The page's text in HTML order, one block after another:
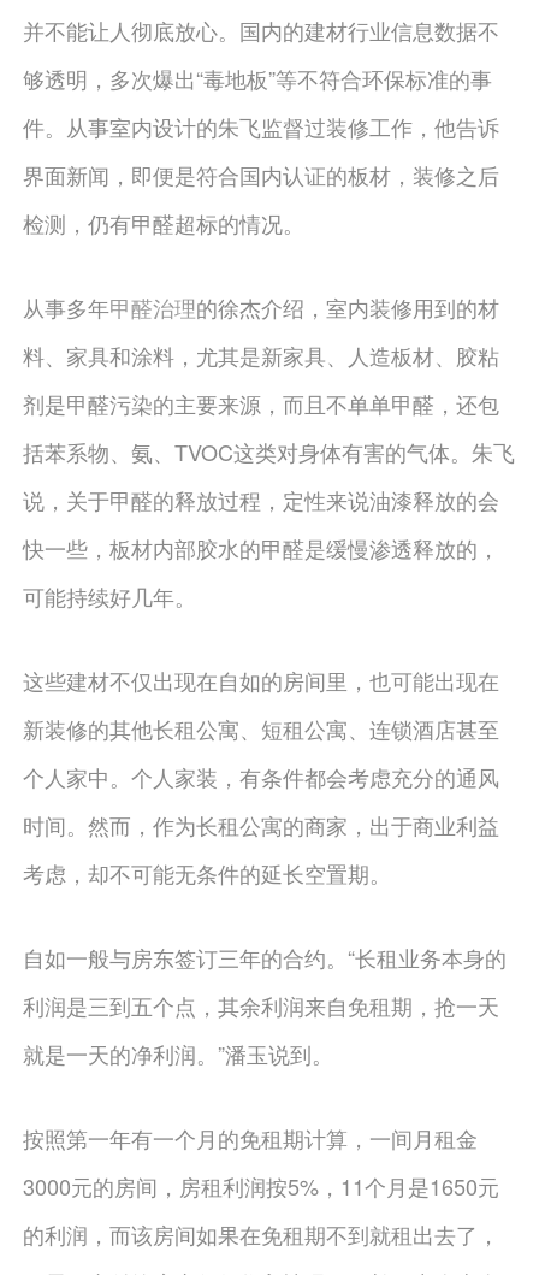
并不能让人彻底放心。国内的建材行业信息数据不
够透明，多次爆出“毒地板”等不符合环保标准的事
件。从事室内设计的朱飞监督过装修工作，他告诉
界面新闻，即便是符合国内认证的板材，装修之后
检测，仍有甲醛超标的情况。
从事多年甲醛治理的徐杰介绍，室内装修用到的材
料、家具和涂料，尤其是新家具、人造板材、胶粘
剂是甲醛污染的主要来源，而且不单单甲醛，还包
括苯系物、氨、TVOC这类对身体有害的气体。朱飞
说，关于甲醛的释放过程，定性来说油漆释放的会
快一些，板材内部胶水的甲醛是缓慢渗透释放的，
可能持续好几年。
这些建材不仅出现在自如的房间里，也可能出现在
新装修的其他长租公寓、短租公寓、连锁酒店甚至
个人家中。个人家装，有条件都会考虑充分的通风
时间。然而，作为长租公寓的商家，出于商业利益
考虑，却不可能无条件的延长空置期。
自如一般与房东签订三年的合约。“长租业务本身的
利润是三到五个点，其余利润来自免租期，抢一天
就是一天的净利润。”潘玉说到。
按照第一年有一个月的免租期计算，一间月租金
3000元的房间，房租利润按5%，11个月是1650元
的利润，而该房间如果在免租期不到就租出去了，